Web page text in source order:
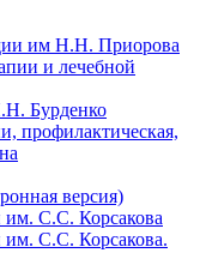
им Н.Н. Приорова
и лечебной
Бурденко
профилактическая,
версия)
им. С.С. Корсакова
С.С. Корсакова.